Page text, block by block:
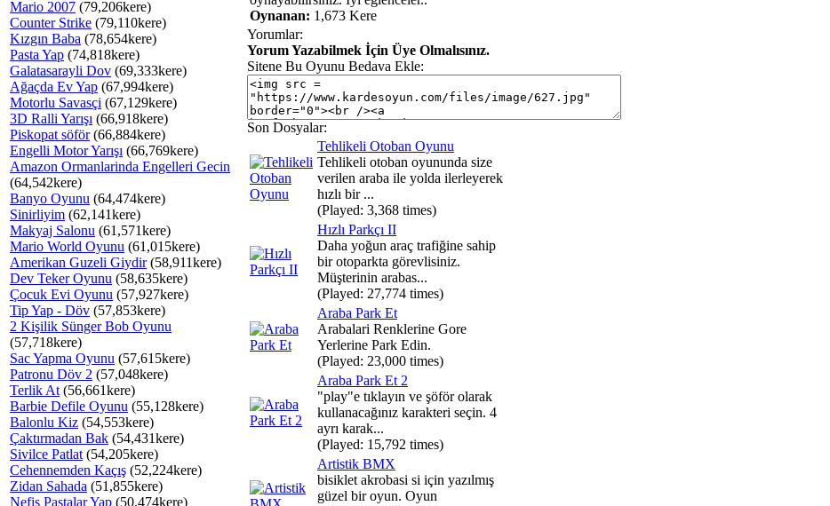
Mario 2007 (79,206kere)
Counter Strike (79,110kere)
Kızgın Baba (78,654kere)
Pasta Yap (74,818kere)
Galatasarayli Dov (69,333kere)
Ağaçda Ev Yap (67,994kere)
Motorlu Savasçi (67,129kere)
3D Ralli Yarışı (66,918kere)
Piskopat söför(66,884kere)
Engelli Motor Yarışı (66,769kere)
Amazon Ormanlarinda Engelleri Gecin
(64,542kere)
Banyo Oyunu (64,474kere)
Sinirliyim (62,141kere)
Makyaj Salonu (61,571kere)
Mario World Oyunu (61,015kere)
Amerikan Guzeli Giydir(58,911kere)
Dev Teker Oyunu (58,635kere)
Çocuk Evi Oyunu (57,927kere)
Tip Yap - Döv (57,853kere)
2 Kişilik Sünger Bob Oyunu
(57,718kere)
Sac Yapma Oyunu (57,615kere)
Patronu Döv 2 (57,048kere)
Terlik At (56,661kere)
Barbie Defile Oyunu (55,128kere)
Balonlu Kiz (54,553kere)
Çaktırmadan Bak (54,431kere)
Sivilce Patlat (54,205kere)
Cehennemden Kaçış (52,224kere)
Zidan Sahada (51,855kere)
Nefis Pastalar Yap (50,474kere)
Oynanan: 1,673 Kere
Yorumlar:
Yorum Yazabilmek İçin Üye Olmalısınız.
Sitene Bu Oyunu Bedava Ekle:
Son Dosyalar:
Tehlikeli Otoban Oyunu
Tehlikeli otoban oyununda size
verilen araba ile yolda ilerleyerek
hızlı bir ...
(Played: 3,368 times)
Hızlı Parkçı II
Daha yoğun araç trafiğine sahip
bir otoparkta görevlisiniz.
Müşterinin arabas...
(Played: 27,774 times)
Araba Park Et
Arabalari Renklerine Gore
Yerlerine Park Edin.
(Played: 23,000 times)
Araba Park Et 2
"play"e tıklayın ve şöför olarak
kullanacağınız karakteri seçin. 4
ayrı karak...
(Played: 15,792 times)
Artistik BMX
bisiklet akrobasi si için yazılmış
güzel bir oyun. Oyun